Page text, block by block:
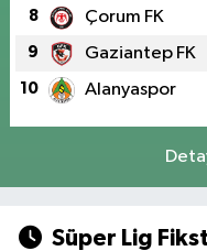
8 Çorum FK
9 Gaziantep FK
10 Alanyaspor
Süper Lig